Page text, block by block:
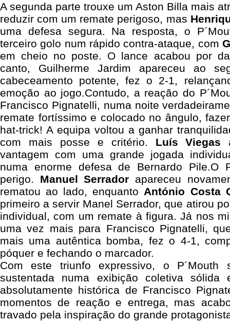
A segunda parte trouxe um Aston Billa mais
reduzir com um remate perigoso, mas
uma defesa segura. Na resposta, o
terceiro golo num rápido contra-ataque, com
em cheio no poste. O lance acabou por
canto, Guilherme Jardim apareceu ao
cabeceamento potente, fez o 2-1,
emoção ao jogo.Contudo, a reação do
Francisco Pignatelli, numa noite
remate fortíssimo e colocado no ângulo,
hat-trick! A equipa voltou a ganhar
com mais posse e critério. Luís Viegas
vantagem com uma grande jogada
numa enorme defesa de Bernardo Pile.O
perigo. Manuel Serrador apareceu
rematou ao lado, enquanto António Costa
primeiro a servir Manel Serrador, que atirou
individual, com um remate à figura. Já nos
uma vez mais para Francisco Pignatelli,
mais uma autêntica bomba, fez o 4-1,
póquer e fechando o marcador.
Com este triunfo expressivo, o P´Mouth
sustentada numa exibição coletiva sólida
absolutamente histórica de Francisco
momentos de reação e entrega, mas
travado pela inspiração do grande